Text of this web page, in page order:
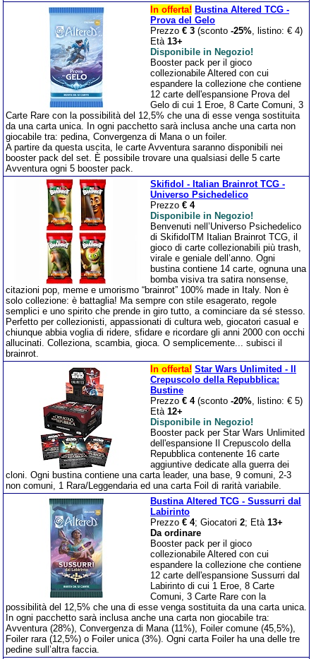
In offerta! Bustina Altered TCG -
Prova del Gelo
Prezzo € 3 (sconto -25%, listino: € 4)
Età 13+
Disponibile in Negozio!
Booster pack per il gioco
collezionabile Altered con cui
espandere la collezione che contiene
12 carte dell'espansione Prova del
Gelo di cui 1 Eroe, 8 Carte Comuni, 3
Carte Rare con la possibilità del 12,5% che una di esse venga sostituita
da una carta unica. In ogni pacchetto sarà inclusa anche una carta non
giocabile tra: pedina, Convergenza di Mana o un foiler.
A partire da questa uscita, le carte Avventura saranno disponibili nei
booster pack del set. È possibile trovare una qualsiasi delle 5 carte
Avventura ogni 5 booster pack.
Skifidol - Italian Brainrot TCG -
Universo Psichedelico
Prezzo € 4
Disponibile in Negozio!
Benvenuti nell’Universo Psichedelico
di SkifidolTM Italian Brainrot TCG, il
gioco di carte collezionabili più trash,
virale e geniale dell’anno. Ogni
bustina contiene 14 carte, ognuna una
bomba visiva tra satira nonsense,
citazioni pop, meme e umorismo “brainrot” 100% made in Italy. Non è
solo collezione: è battaglia! Ma sempre con stile esagerato, regole
semplici e uno spirito che prende in giro tutto, a cominciare da sé stesso.
Perfetto per collezionisti, appassionati di cultura web, giocatori casual e
chiunque abbia voglia di ridere, sfidare e ricordare gli anni 2000 con occhi
allucinati. Colleziona, scambia, gioca. O semplicemente... subisci il
brainrot.
In offerta! Star Wars Unlimited - Il
Crepuscolo della Repubblica:
Bustine
Prezzo € 4(sconto -20%, listino: € 5)
Età 12+
Disponibile in Negozio!
Booster pack per Star Wars Unlimited
dell'espansione Il Crepuscolo della
Repubblica contenente 16 carte
aggiuntive dedicate alla guerra dei
cloni. Ogni bustina contiene una carta leader, una base, 9 comuni, 2-3
non comuni, 1 Rara/Leggendaria ed una carta Foil di rarità variabile.
Bustina Altered TCG - Sussurri dal
Labirinto
Prezzo € 4; Giocatori 2; Età 13+
Da ordinare
Booster pack per il gioco
collezionabile Altered con cui
espandere la collezione che contiene
12 carte dell'espansione Sussurri dal
Labirinto di cui 1 Eroe, 8 Carte
Comuni, 3 Carte Rare con la
possibilità del 12,5% che una di esse venga sostituita da una carta unica.
In ogni pacchetto sarà inclusa anche una carta non giocabile tra:
Avventura (28%), Convergenza di Mana (11%), Foiler comune (45,5%),
Foiler rara (12,5%) o Foiler unica (3%). Ogni carta Foiler ha una delle tre
pedine sull’altra faccia.